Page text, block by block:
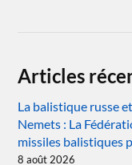
Articles
La balistique russe
Nemets : La
missiles balistiques
8 août 2026